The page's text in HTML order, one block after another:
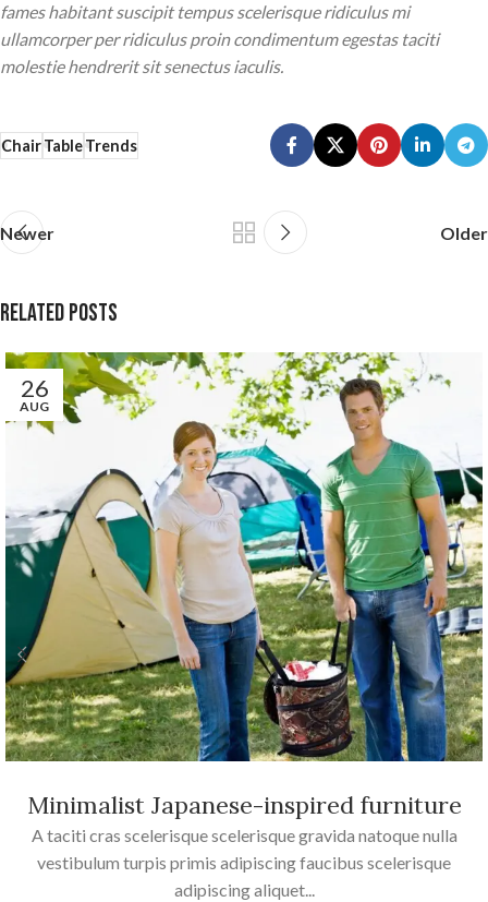
fames habitant suscipit tempus scelerisque ridiculus mi
ullamcorper per ridiculus proin condimentum egestas taciti
molestie hendrerit sit senectus iaculis.
ChairTableTrends
Newer Older
Related Posts
26
AUG
Minimalist Japanese-inspired furniture
A taciti cras scelerisque scelerisque gravida natoque nulla
vestibulum turpis primis adipiscing faucibus scelerisque
adipiscing aliquet...